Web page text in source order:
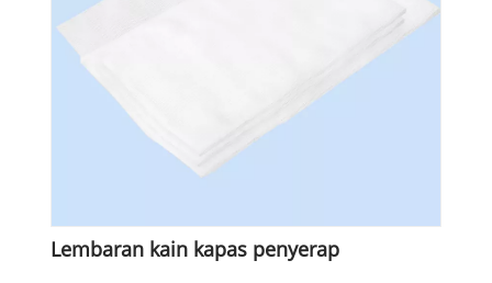
Lembaran kain kapas penyerap